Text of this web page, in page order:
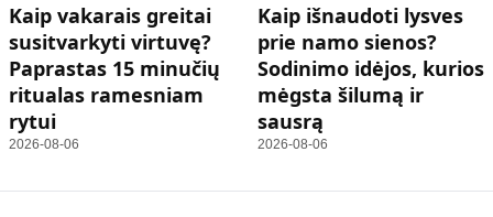
Kaip vakarais greitai
susitvarkyti virtuvę?
Paprastas 15 minučių
ritualas ramesniam
rytui
2026-08-06
Kaip išnaudoti lysves
prie namo sienos?
Sodinimo idėjos, kurios
mėgsta šilumą ir
sausrą
2026-08-06